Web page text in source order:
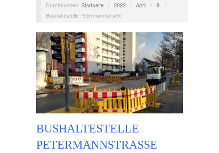
Durchsuchen: Startseite / 2022 / April / 8.
/
Bushaltestelle Petermannstraße
BUSHALTESTELLE
PETERMANNSTRASSE